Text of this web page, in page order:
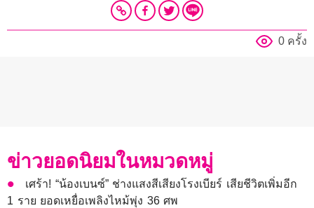
0 ครั้ง
ข่าวยอดนิยมในหมวดหมู่
เศร้า! “น้องเบนซ์” ช่างแสงสีเสียงโรงเบียร์ เสียชีวิตเพิ่มอีก
1 ราย ยอดเหยื่อเพลิงไหม้พุ่ง 36 ศพ